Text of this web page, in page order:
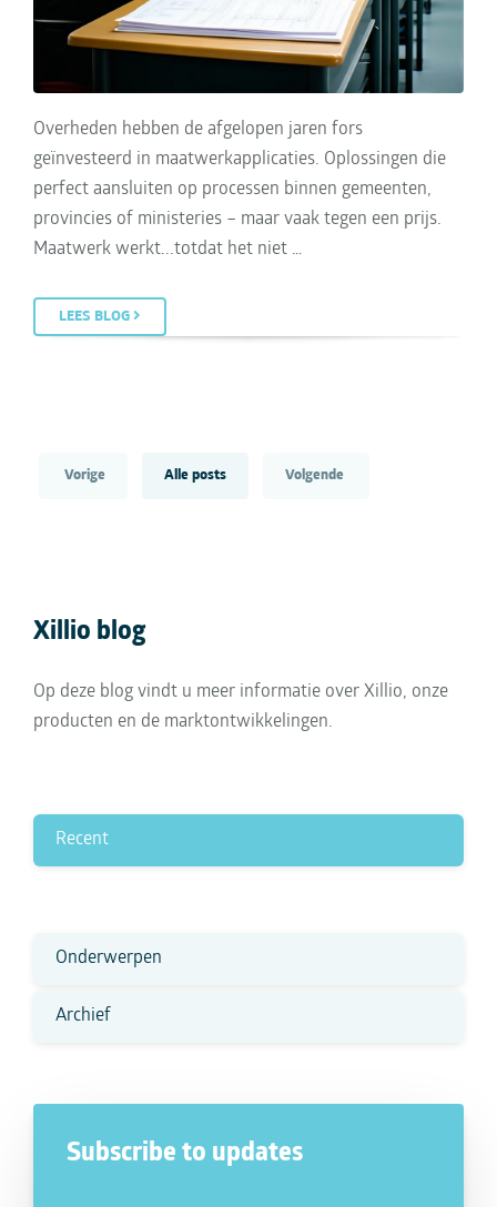
Overheden hebben de afgelopen jaren fors
geïnvesteerd in maatwerkapplicaties. Oplossingen die
perfect aansluiten op processen binnen gemeenten,
provincies of ministeries – maar vaak tegen een prijs.
Maatwerk werkt...totdat het niet …
LEES BLOG
Vorige Alle posts Volgende
Xillio blog
Op deze blog vindt u meer informatie over Xillio, onze
producten en de marktontwikkelingen.
Recent
Onderwerpen
Archief
Subscribe to updates